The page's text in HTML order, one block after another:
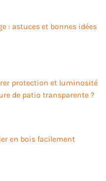
: astuces et bonnes idées
protection et luminosité
de patio transparente ?
en bois facilement